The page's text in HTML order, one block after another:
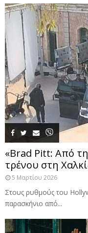
«Brad Pitt: Από
τρένου στη
5 Μαρτίου 2026
Στους ρυθμούς του
παρασκήνιο από...